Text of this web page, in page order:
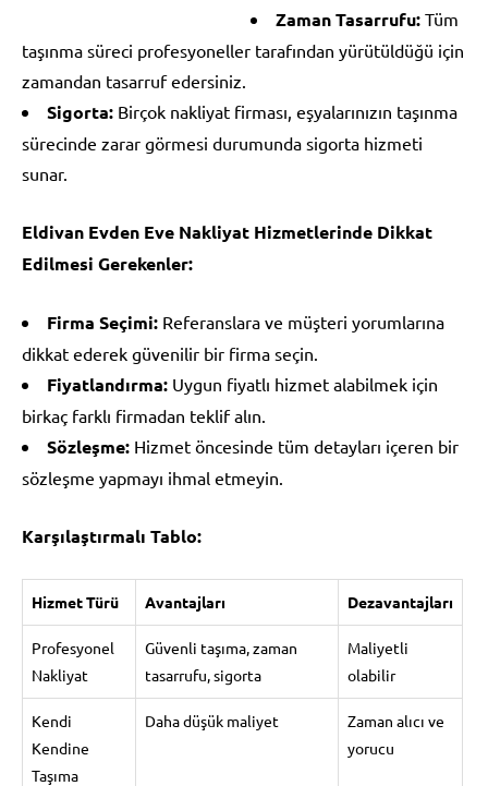
Zaman Tasarrufu: Tüm
taşınma süreci profesyoneller tarafından yürütüldüğü için
zamandan tasarruf edersiniz.
Sigorta: Birçok nakliyat firması, eşyalarınızın taşınma
sürecinde zarar görmesi durumunda sigorta hizmeti
sunar.
Eldivan Evden Eve Nakliyat Hizmetlerinde Dikkat
Edilmesi Gerekenler:
Firma Seçimi: Referanslara ve müşteri yorumlarına
dikkat ederek güvenilir bir firma seçin.
Fiyatlandırma: Uygun fiyatlı hizmet alabilmek için
birkaç farklı firmadan teklif alın.
Sözleşme: Hizmet öncesinde tüm detayları içeren bir
sözleşme yapmayı ihmal etmeyin.
Karşılaştırmalı Tablo:
Hizmet Türü Avantajları Dezavantajları
Profesyonel
Nakliyat
Güvenli taşıma, zaman
tasarrufu, sigorta
Maliyetli
olabilir
Kendi
Kendine
Taşıma
Daha düşük maliyet
Zaman alıcı ve
yorucu